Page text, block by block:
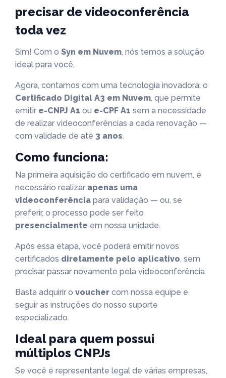
precisar de videoconferência
toda vez
Sim! Com o Syn em Nuvem, nós temos a solução
ideal para você.
Agora, contamos com uma tecnologia inovadora: o
Certificado Digital A3 em Nuvem, que permite
emitir e-CNPJ A1 ou e-CPF A1 sem a necessidade
de realizar videoconferências a cada renovação —
com validade de até 3 anos.
Como funciona:
Na primeira aquisição do certificado em nuvem, é
necessário realizar apenas uma
videoconferência para validação — ou, se
preferir, o processo pode ser feito
presencialmente em nossa unidade.
Após essa etapa, você poderá emitir novos
certificados diretamente pelo aplicativo, sem
precisar passar novamente pela videoconferência.
Basta adquirir o voucher com nossa equipe e
seguir as instruções do nosso suporte
especializado.
Ideal para quem possui
múltiplos CNPJs
Se você é representante legal de várias empresas,